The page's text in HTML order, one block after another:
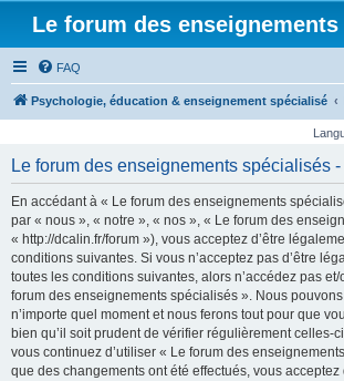
Le forum des
FAQ
Psychologie, éducation & enseignement spécialisé
Le forum des enseignements spécialisés
En accédant à « Le forum des enseignements
par « nous », « notre », « nos », « Le forum des
« http://dcalin.fr/forum »), vous acceptez d’être
conditions suivantes. Si vous n’acceptez pas d’être
toutes les conditions suivantes, alors n’accédez pas et/
forum des enseignements spécialisés ». Nous
n’importe quel moment et nous ferons tout pour que
bien qu’il soit prudent de vérifier régulièrement celles-
vous continuez d’utiliser « Le forum des
que des changements ont été effectués, vous acceptez